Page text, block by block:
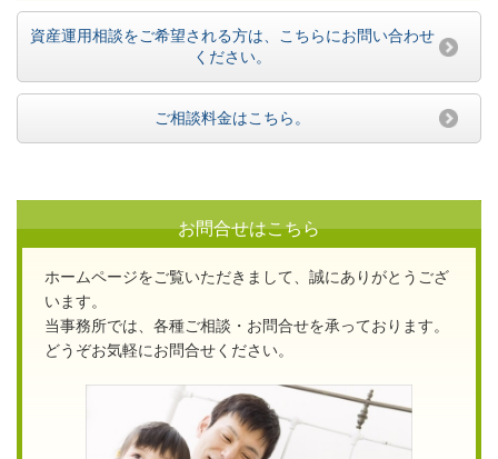
資産運用相談をご希望される方は、こちらにお問い合わせ
ください。
ご相談料金はこちら。
お問合せはこちら
ホームページをご覧いただきまして、誠にありがとうござ
います。
当事務所では、各種ご相談・お問合せを承っております。
どうぞお気軽にお問合せください。